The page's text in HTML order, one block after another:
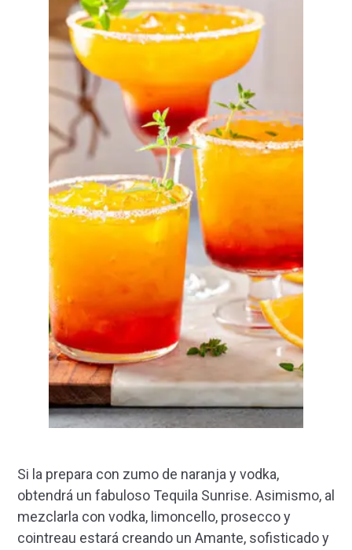
Si la prepara con zumo de naranja y vodka,
obtendrá un fabuloso Tequila Sunrise. Asimismo, al
mezclarla con vodka, limoncello, prosecco y
cointreau estará creando un Amante, sofisticado y